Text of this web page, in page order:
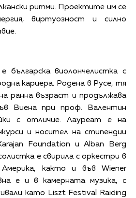
ритми. Проектите им се
виртуозност и силно
българска виолончелистка с
кариера. Родена в Русе, тя
ранна възраст и продължава
Виена при проф. Валентин
с отличие. Лауреат е на
и носител на стипендии
Foundation и Alban Berg
е свирила с оркестри в
както и във Wiener
е и в камерната музика, с
като Liszt Festival Raiding